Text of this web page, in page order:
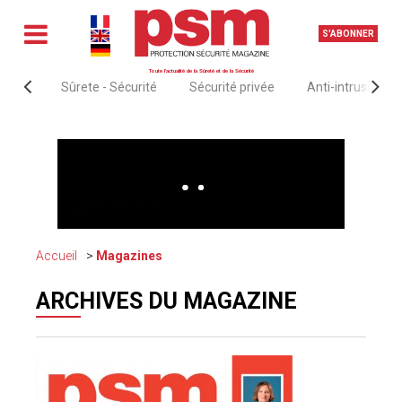
S'ABONNER
Toute l'actualité de la Sûreté et de la Sécurité
Sûrete - Sécurité Sécurité privée Anti-intrusion &
Accueil Magazines
ARCHIVES DU MAGAZINE